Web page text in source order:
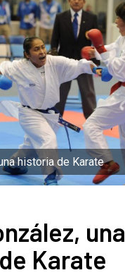
historia de Karate
una
Karate